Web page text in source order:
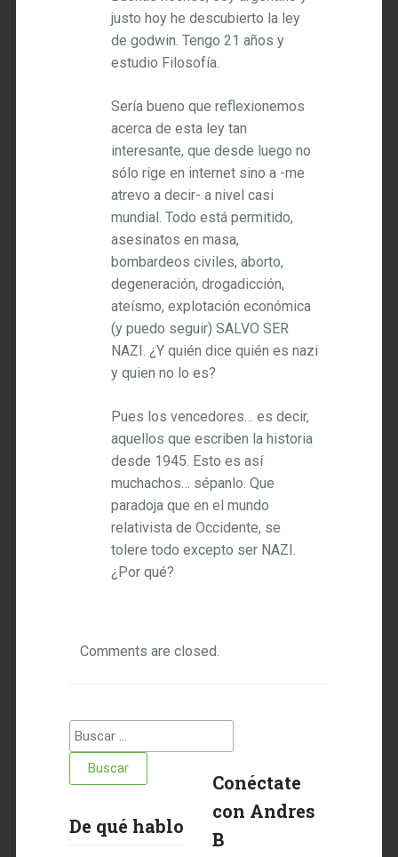
justo hoy he descubierto la ley
de godwin. Tengo 21 años y
estudio Filosofía.
Sería bueno que reflexionemos
acerca de esta ley tan
interesante, que desde luego no
sólo rige en internet sino a -me
atrevo a decir- a nivel casi
mundial. Todo está permitido,
asesinatos en masa,
bombardeos civiles, aborto,
degeneración, drogadicción,
ateísmo, explotación económica
(y puedo seguir) SALVO SER
NAZI. ¿Y quién dice quién es nazi
y quien no lo es?
Pues los vencedores… es decir,
aquellos que escriben la historia
desde 1945. Esto es así
muchachos… sépanlo. Que
paradoja que en el mundo
relativista de Occidente, se
tolere todo excepto ser NAZI.
¿Por qué?
Comments are closed.
Buscar:
De qué hablo
Conéctate
con Andres
B